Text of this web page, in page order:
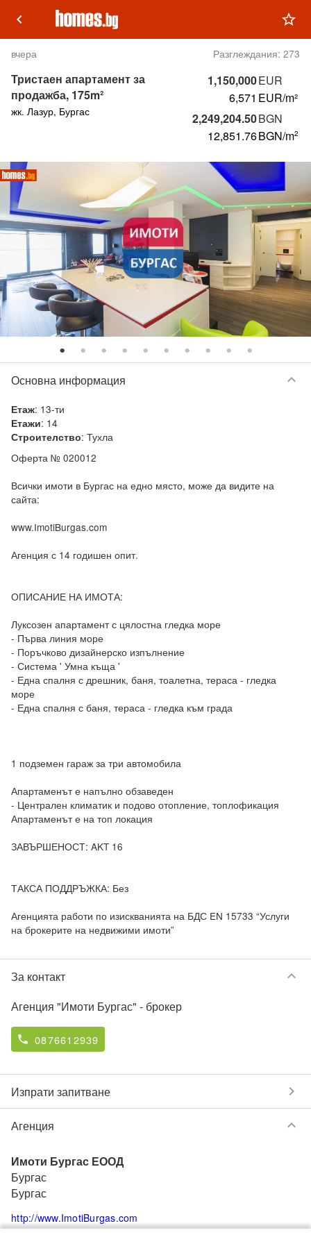
keyboard_arrow_left star_outline
вчера Разглеждания: 273
1,150,000EUR
6,571 EUR/m²
2,249,204.50BGN
12,851.76BGN/m2
Тристаен апартамент за
продажба, 175m²
жк. Лазур, Бургас
Основна информация keyboard_arrow_down
Етаж: 13-ти
Етажи: 14
Строителство: Тухла
Оферта № 020012
Всички имоти в Бургас на едно място, може да видите на
сайта:
www.ImotiBurgas.com
Агенция с 14 годишен опит.
ОПИСАНИЕ НА ИМОТА:
Луксозен апартамент с цялостна гледка море
- Първа линия море
- Поръчково дизайнерско изпълнение
- Система ' Умна къща '
- Една спалня с дрешник, баня, тоалетна, тераса - гледка
море
- Една спалня с баня, тераса - гледка към града
1 подземен гараж за три автомобила
Апартаменът е напълно обзаведен
- Централен климатик и подово отопление, топлофикация
Апартаменът е на топ локация
ЗАВЪРШЕНОСТ: AKT 16
ТАКСА ПОДДРЪЖКА: Без
Агенцията работи по изискванията на БДС EN 15733 “Услуги
на брокерите на недвижими имоти”
За контакт keyboard_arrow_down
Агенция "Имоти Бургас" - брокер
phone 0876612939
Изпрати запитване chevron_right
Агенция keyboard_arrow_down
Имоти Бургас ЕООД
Бургас
Бургас
http://www.ImotiBurgas.com